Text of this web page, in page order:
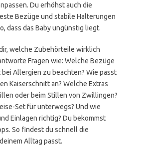
Du erhöhst auch die
Bezüge und stabile Halterungen
dass das Baby ungünstig liegt.
welche Zubehörteile wirklich
Fragen wie: Welche Bezüge
bei Allergien zu beachten? Wie passt
Kaiserschnitt an? Welche Extras
oder beim Stillen von Zwillingen?
Set für unterwegs? Und wie
Einlagen richtig? Du bekommst
So findest du schnell die
Alltag passt.